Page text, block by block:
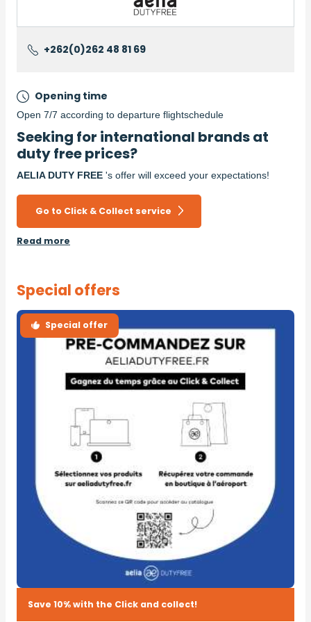
+262(0)262 48 81 69
Opening time
Open 7/7 according to departure flightschedule
Description
Seeking for international brands at
duty free prices?
AELIA DUTY FREE 's offer will exceed your expectations!
Go to Click & Collect service
Read more
Special offers
Save 10% with the Click and collect!
Special offer